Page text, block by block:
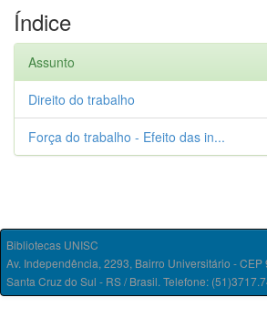
Índice
Assunto
Direito do trabalho
Força do trabalho - Efeito das in...
Bibliotecas UNISC
Av. Independência, 2293, Bairro Universitário - CEP
Santa Cruz do Sul - RS / Brasil. Telefone: